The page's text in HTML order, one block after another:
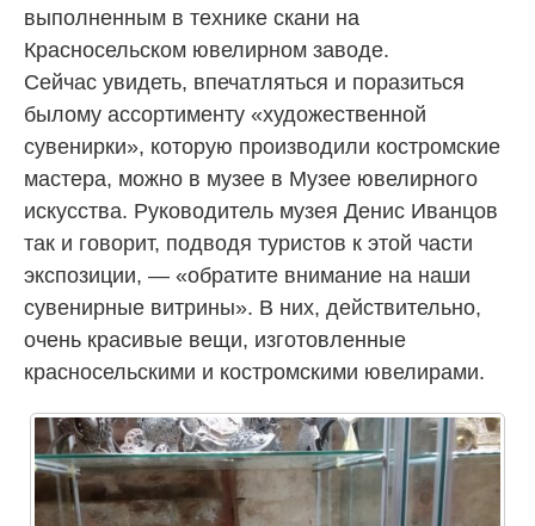
выполненным в технике скани на
Красносельском ювелирном заводе.
Сейчас увидеть, впечатляться и поразиться
былому ассортименту «художественной
сувенирки», которую производили костромские
мастера, можно в музее в Музее ювелирного
искусства. Руководитель музея Денис Иванцов
так и говорит, подводя туристов к этой части
экспозиции, — «обратите внимание на наши
сувенирные витрины». В них, действительно,
очень красивые вещи, изготовленные
красносельскими и костромскими ювелирами.